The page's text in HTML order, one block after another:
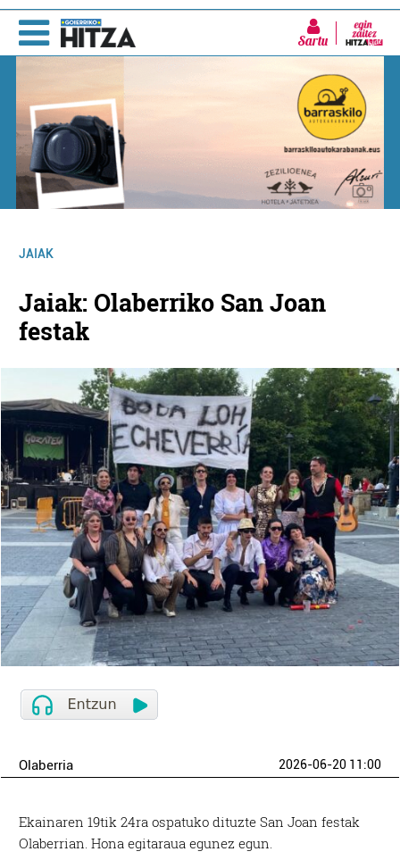
Sartu
JAIAK
Jaiak: Olaberriko San Joan
festak
Olaberria 2026-06-20 11:00
Ekainaren 19tik 24ra ospatuko dituzte San Joan festak
Olaberrian. Hona egitaraua egunez egun.